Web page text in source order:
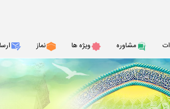
مشاوره ويژه ها نماز